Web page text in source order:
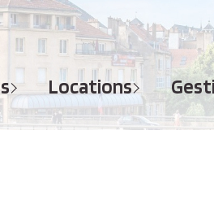
locations
APPARTEMENTS
TERRAINS
IMMEUBLES
GARAGES - PARKINGS